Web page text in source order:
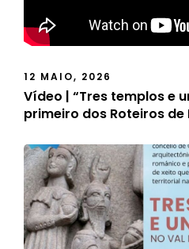
12 MAIO, 2026
Vídeo | “Tres templos e
primeiro dos Roteiros